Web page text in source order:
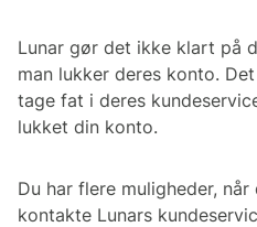
Lunar gør det ikke klart på
man lukker deres konto.
tage fat i deres
lukket din konto.
Du har flere muligheder,
kontakte Lunars